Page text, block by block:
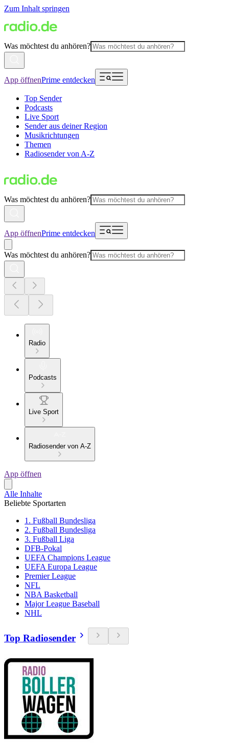
Zum Inhalt springen
Was möchtest du anhören?
App öffnenPrime entdecken
Top Sender
Podcasts
Live Sport
Sender aus deiner Region
Musikrichtungen
Themen
Radiosender von A-Z
Was möchtest du anhören?
App öffnenPrime entdecken
Was möchtest du anhören?
Radio
Podcasts
Live Sport
Radiosender von A-Z
App öffnen
Alle Inhalte
Beliebte Sportarten
1. Fußball Bundesliga
2. Fußball Bundesliga
3. Fußball Liga
DFB-Pokal
UEFA Champions League
UEFA Europa League
Premier League
NFL
NBA Basketball
Major League Baseball
NHL
Top Radiosender